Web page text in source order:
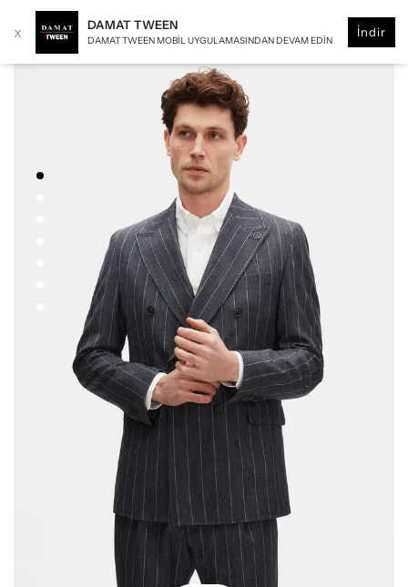
x DAMAT TWEEN
DAMAT TWEEN MOBIL UYGULAMASINDAN DEVAM EDIN
İndir